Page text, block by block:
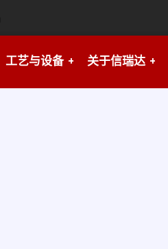
工艺与设备 关于信瑞达